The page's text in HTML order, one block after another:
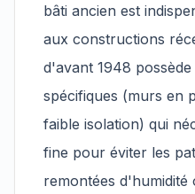
bâti ancien est
aux constructions
d'avant 1948
spécifiques (murs en
faible isolation) qui
fine pour éviter les
remontées d'humidité